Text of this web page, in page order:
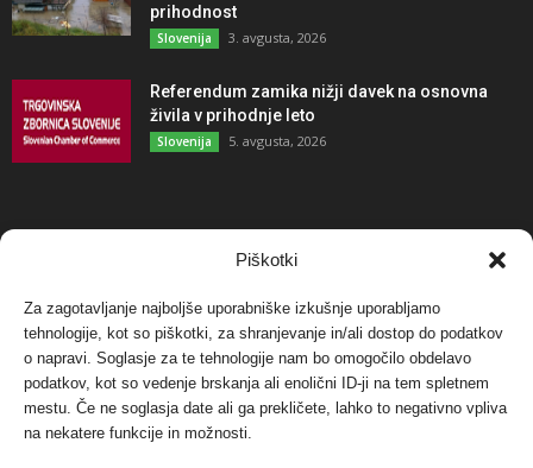
Piškotki
Za zagotavljanje najboljše uporabniške izkušnje uporabljamo
tehnologije, kot so piškotki, za shranjevanje in/ali dostop do podatkov
o napravi. Soglasje za te tehnologije nam bo omogočilo obdelavo
podatkov, kot so vedenje brskanja ali enolični ID-ji na tem spletnem
mestu. Če ne soglasja date ali ga prekličete, lahko to negativno vpliva
na nekatere funkcije in možnosti.
prihodnost
Slovenija 3. avgusta, 2026
Referendum zamika nižji davek na osnovna
živila v prihodnje leto
Slovenija 5. avgusta, 2026
NAJBOLJ KOMENTIRANO
Protest proti vetrnim elektrarnam na Ojstrici, v
svetu pa vedno bolj...
Dogodki 12. maja, 2017
Tožilstvo v Celovcu v korist elektrarnam
Verbund